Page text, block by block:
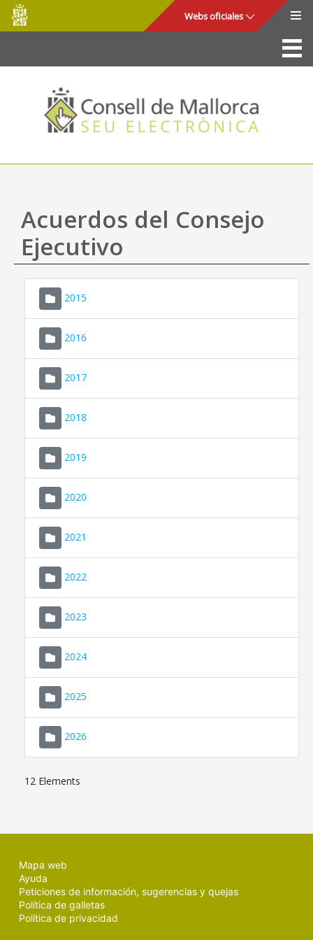
Saltar al contenido principal
Consell
de
Mallorca
Webs oficiales
La Sede
Consejo de Mallorca
Acceso y seguridad
Utilidades
Mapa web
Ayuda
Acuerdos del Consejo
Ejecutivo
2015
2016
2017
2018
2019
2020
2021
2022
2023
2024
2025
2026
12 Elements
Mapa web
Ayuda
Peticiones de información, sugerencias y quejas
Política de galletas
Política de privacidad